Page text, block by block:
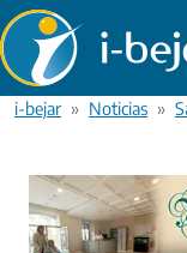
Pasar al contenido
i-bejar Noticias